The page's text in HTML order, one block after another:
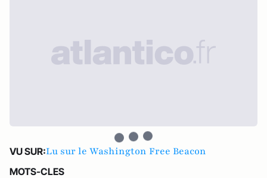
VU SUR:Lu sur le Washington Free Beacon
MOTS-CLES